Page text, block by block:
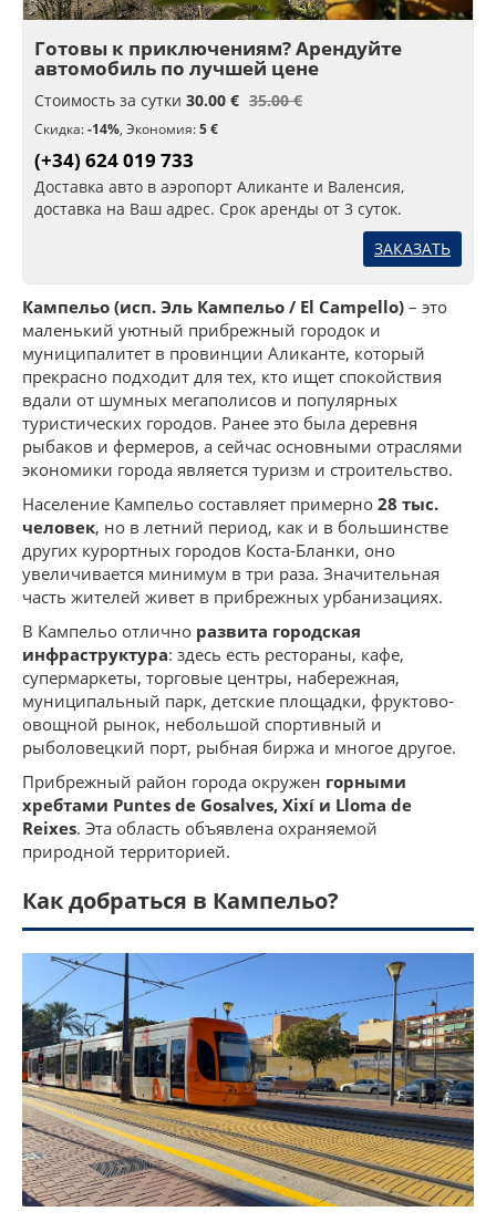
Готовы к приключениям? Арендуйте
автомобиль по лучшей цене
Стоимость за сутки 30.00 € 35.00 €
Скидка:-14%, Экономия:5 €
(+34) 624 019 733
Доставка авто в аэропорт Аликанте и Валенсия,
доставка на Ваш адрес. Срок аренды от 3 суток.
ЗАКАЗАТЬ
Кампельо (исп. Эль Кампельо / El Campello) – это
маленький уютный прибрежный городок и
муниципалитет в провинции Аликанте, который
прекрасно подходит для тех, кто ищет спокойствия
вдали от шумных мегаполисов и популярных
туристических городов. Ранее это была деревня
рыбаков и фермеров, а сейчас основными отраслями
экономики города является туризм и строительство.
Население Кампельо составляет примерно 28 тыс.
человек, но в летний период, как и в большинстве
других курортных городов Коста-Бланки, оно
увеличивается минимум в три раза. Значительная
часть жителей живет в прибрежных урбанизациях.
В Кампельо отлично развита городская
инфраструктура: здесь есть рестораны, кафе,
супермаркеты, торговые центры, набережная,
муниципальный парк, детские площадки, фруктово-
овощной рынок, небольшой спортивный и
рыболовецкий порт, рыбная биржа и многое другое.
Прибрежный район города окружен горными
хребтами Puntes de Gosalves, Xixí и Lloma de
Reixes. Эта область объявлена охраняемой
природной территорией.
Как добраться в Кампельо?